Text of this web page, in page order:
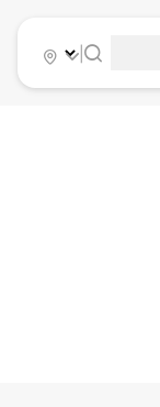
|